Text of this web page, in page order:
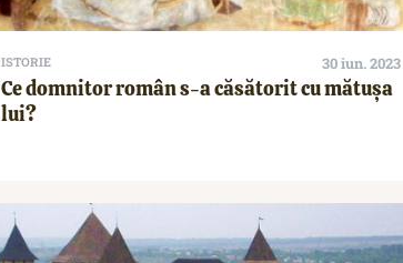
ISTORIE 30 iun. 2023
Ce domnitor român s-a căsătorit cu mătușa
lui?